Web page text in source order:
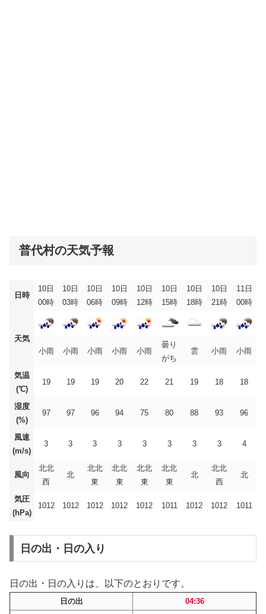
普代村の天気予報
日時
10日
00時
10日
03時
10日
06時
10日
09時
10日
12時
10日
15時
10日
18時
10日
21時
11日
00時
天気
小雨
小雨 小雨 小雨 小雨
曇り
がち
雲 小雨 小雨
気温
(℃)
19 19 19 20 22 21 19 18 18
湿度
(%)
97 97 96 94 75 80 88 93 96
風速
(m/s)
3 3 3 3 3 3 3 3 4
風向
北北
西
北
北北
東
北北
東
北北
東
北北
東
北
北北
西
北
気圧
(hPa)
1012 1012 1012 1012 1012 1011 1012 1012 1011
日の出・日の入り
日の出・日の入りは、以下のとおりです。
日の出
04:36